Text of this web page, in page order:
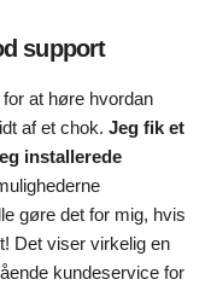
support
at høre hvordan
af et chok. Jeg fik et
installerede
gøre det for mig, hvis
Det viser virkelig en
kundeservice for